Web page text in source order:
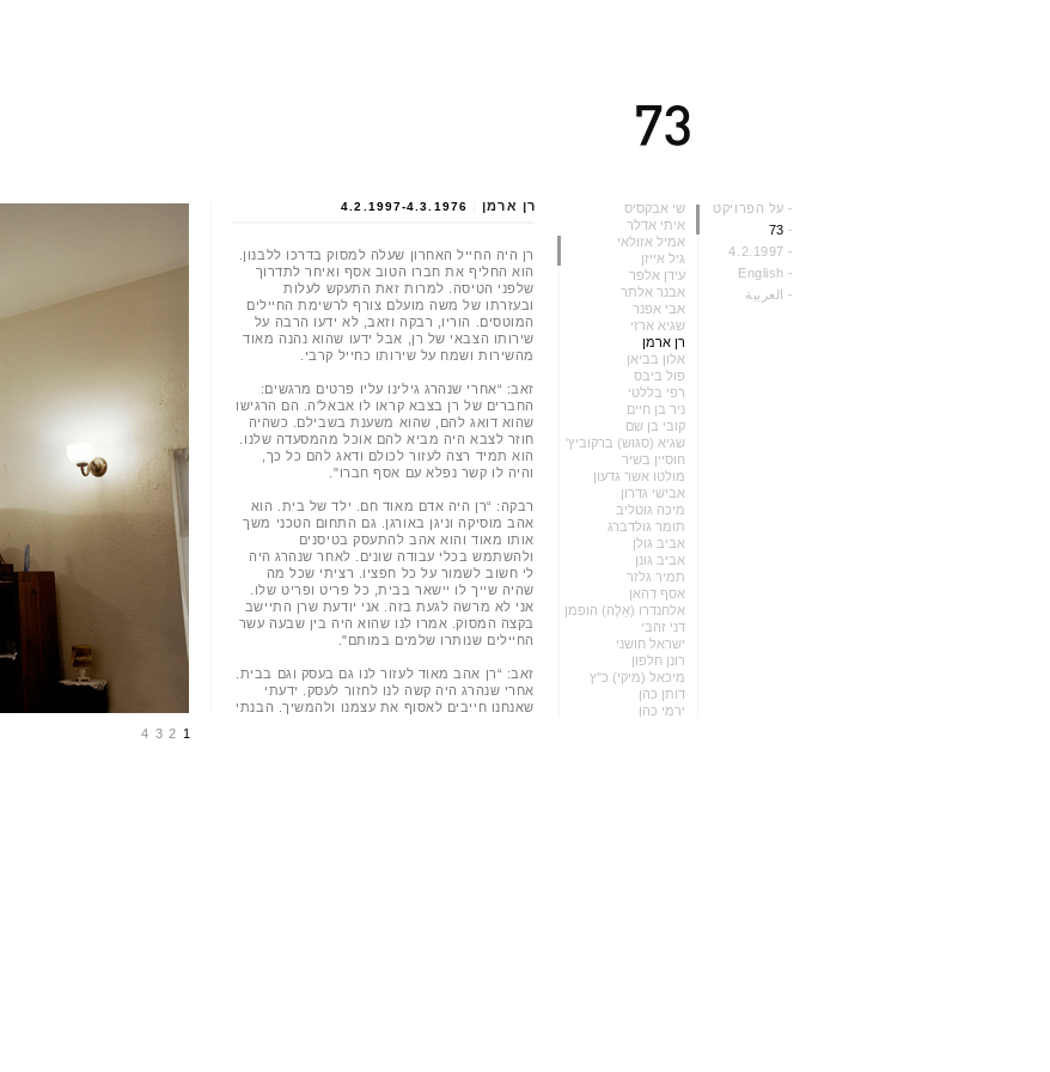
על הפרויקט-
73-
4.2.1997-
English-
العربية-
שי אבקסיס
איתי אדלר
אמיל אזולאי
גיל אייזן
עידן אלפר
אבנר אלתר
אבי אפנר
שגיא ארזי
רן ארמן
אלון בביאן
פול ביבס
רפי בללטי
ניר בן חיים
קובי בן שם
שגיא (סגוש) ברקוביץ'
חוסיין בשיר
מולטו אשר גדעון
אבישי גדרון
מיכה גוטליב
תומר גולדברג
אביב גולן
אביב גונן
תמיר גלזר
אסף דהאן
אלחנדרו (אַלֶה) הופמן
דני זהבי
ישראל חושני
רונן חלפון
מיכאל ‫(‬מיקי‫)‬ כ‫"‬ץ
דותן כהן
ירמי כהן
רן ארמן 4.2.1997-4.3.1976
רן היה החייל האחרון שעלה למסוק בדרכו ללבנון.
הוא החליף את חברו הטוב אסף ואיחר לתדרוך
שלפני הטיסה. למרות זאת התעקש לעלות
ובעזרתו של משה מועלם צורף לרשימת החיילים
המוטסים. הוריו, רבקה וזאב, לא ידעו הרבה על
שירותו הצבאי של רן, אבל ידעו שהוא נהנה מאוד
מהשירות ושמח על שירותו כחייל קרבי.
זאב: “אחרי שנהרג גילינו עליו פרטים מרגשים:
החברים של רן בצבא קראו לו אבאל'ה. הם הרגישו
שהוא דואג להם, שהוא משענת בשבילם. כשהיה
חוזר לצבא היה מביא להם אוכל מהמסעדה שלנו.
הוא תמיד רצה לעזור לכולם ודאג להם כל כך,
והיה לו קשר נפלא עם אסף חברו".
רבקה: “רן היה אדם מאוד חם. ילד של בית. הוא
אהב מוסיקה וניגן באורגן. גם התחום הטכני משך
אותו מאוד והוא אהב להתעסק בטיסנים
ולהשתמש בכלי עבודה שונים. לאחר שנהרג היה
לי חשוב לשמור על כל חפציו. רציתי שכל מה
שהיה שייך לו יישאר בבית, כל פריט ופריט שלו.
אני לא מרשה לגעת בזה. אני יודעת שרן התיישב
בקצה המסוק. אמרו לנו שהוא היה בין שבעה עשר
החיילים שנותרו שלמים במותם".
זאב: “רן אהב מאוד לעזור לנו גם בעסק וגם בבית.
אחרי שנהרג היה קשה לנו לחזור לעסק. ידעתי
שאנחנו חייבים לאסוף את עצמנו ולהמשיך. הבנתי
1
2
3
4